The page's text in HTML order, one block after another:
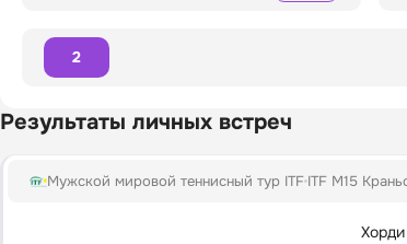
2
Результаты личных встреч
Мужской мировой теннисный тур ITF ITF M15